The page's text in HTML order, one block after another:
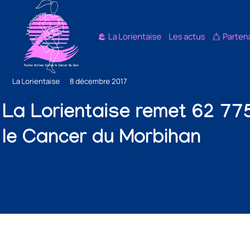
La Lorientaise Les actus
La Lorientaise 8 décembre 2017
La Lorientaise remet 62
le Cancer du Morbihan